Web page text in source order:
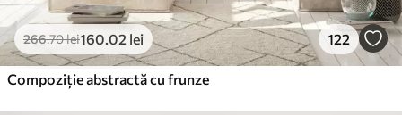
266.70lei160.02 lei 122
Compoziție abstractă cu frunze